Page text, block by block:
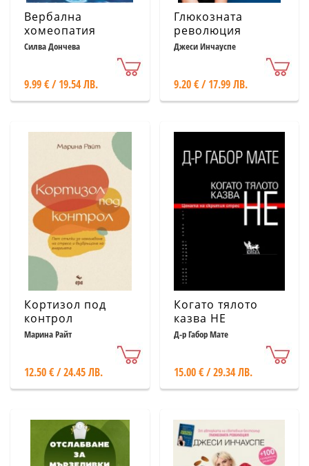
Вербална
хомеопатия
Силва Дончева
9.99 € / 19.54 ЛВ.
Глюкозната
революция
Джеси Инчауспе
9.20 € / 17.99 ЛВ.
Кортизол под
контрол
Марина Райт
12.50 € / 24.45 ЛВ.
Когато тялото
казва НЕ
Д-р Габор Мате
15.00 € / 29.34 ЛВ.